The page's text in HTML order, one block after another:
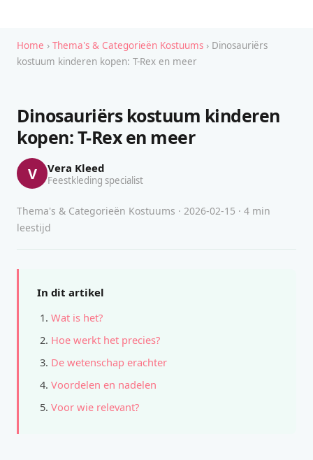
Home › Thema's & Categorieën Kostuums › Dinosauriërs
kostuum kinderen kopen: T-Rex en meer
Dinosauriërs kostuum kinderen
kopen: T-Rex en meer
V Vera Kleed
Feestkleding specialist
Thema's & Categorieën Kostuums · 2026-02-15 · 4 min
leestijd
In dit artikel
Wat is het?
Hoe werkt het precies?
De wetenschap erachter
Voordelen en nadelen
Voor wie relevant?